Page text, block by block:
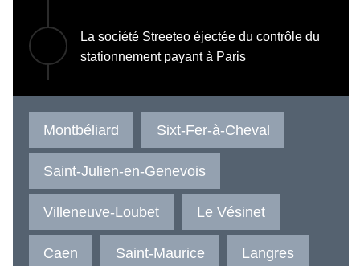
La société Streeteo éjectée du contrôle du
stationnement payant à Paris
Montbéliard Sixt-Fer-à-Cheval
Saint-Julien-en-Genevois
Villeneuve-Loubet Le Vésinet
Caen Saint-Maurice Langres